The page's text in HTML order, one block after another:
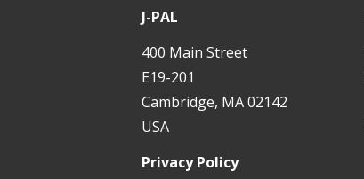
J-PAL
400 Main Street
E19-201
Cambridge, MA 02142
USA
Privacy Policy